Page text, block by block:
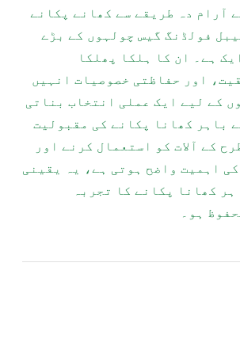
آرام دہ طریقے سے کھانے پکانے
فولڈنگ گیس چولہوں کے بڑے
ہے۔ ان کا ہلکا پھلکا
اور حفاظتی خصوصیات انہیں
کے لیے ایک عملی انتخاب بناتی
باہر کھانا پکانے کی مقبولیت
کے آلات کو استعمال کرنے اور
اہمیت واضح ہوتی ہے، یہ یقینی
ہر کھانا پکانے کا تجربہ
ہو۔